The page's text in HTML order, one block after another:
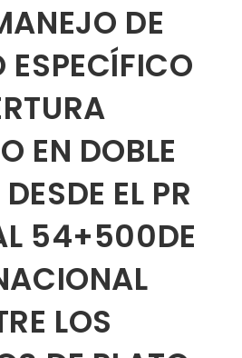
DE
ESPECÍFICO
EN DOBLE
EL PR
54+500DE
LOS